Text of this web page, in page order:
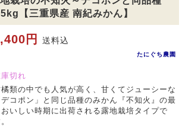
【三重県産 南紀みかん】
円 送料込
たにぐち農園
切れ
類の中でも人気が高く、甘くてジューシーな
デコポン」と同じ品種のみかん『不知火』の最
おいしい時期に出荷される露地栽培タイプで